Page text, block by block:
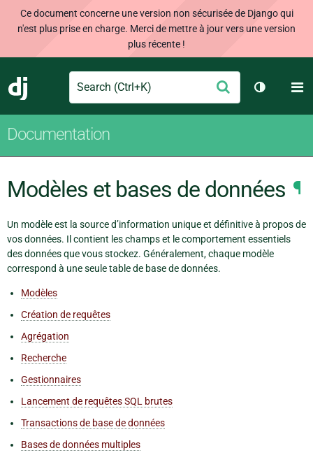
Ce document concerne une version non sécurisée de Django qui
n'est plus prise en charge. Merci de mettre à jour vers une version
plus récente !
Django
Search Envoyer
Changer
Documentation
Modèles et bases de données ¶
Un modèle est la source d’information unique et définitive à propos de
vos données. Il contient les champs et le comportement essentiels
des données que vous stockez. Généralement, chaque modèle
correspond à une seule table de base de données.
Modèles
Création de requêtes
Agrégation
Recherche
Gestionnaires
Lancement de requêtes SQL brutes
Transactions de base de données
Bases de données multiples